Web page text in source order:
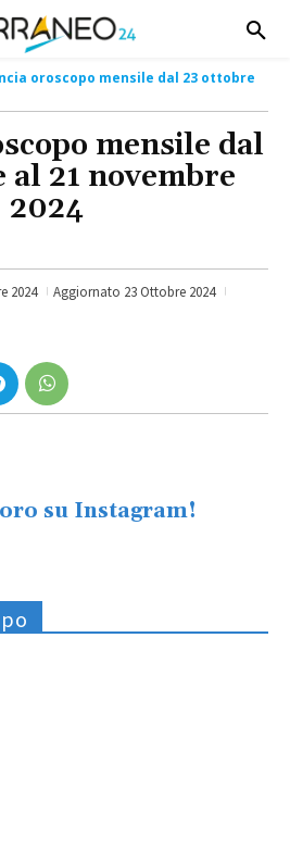
oroscopo mensile dal 23 ottobre
mensile dal
al 21 novembre
2024
2024 Aggiornato 23 Ottobre 2024
su Instagram!